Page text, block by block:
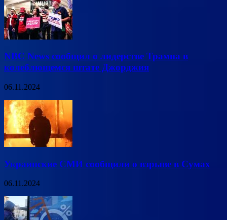
NBC News сообщил о лидерстве Трампа в
колеблющемся штате Джорджия
06.11.2024
Украинские СМИ сообщили о взрыве в Сумах
06.11.2024